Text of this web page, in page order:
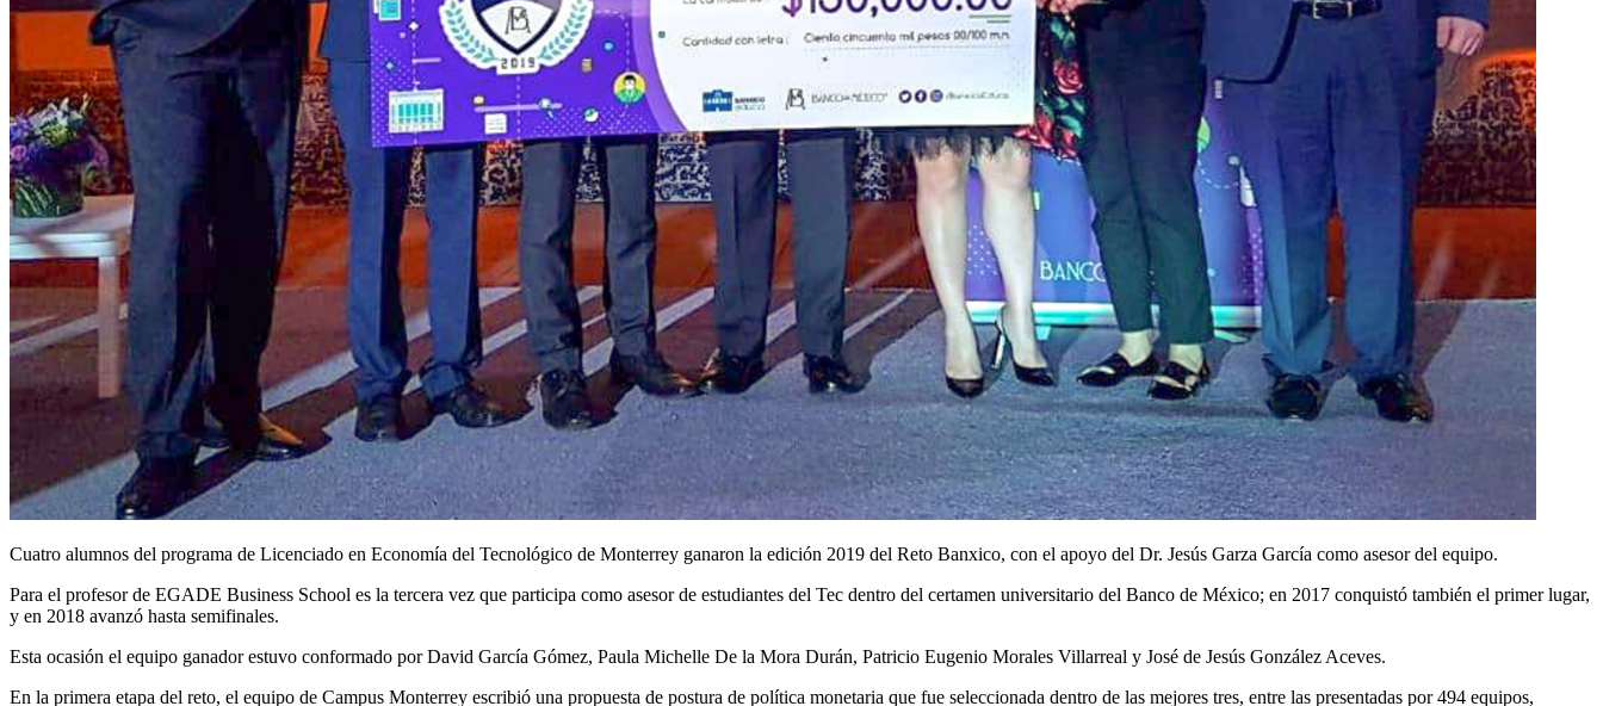
Cuatro alumnos del programa de Licenciado en Economía del Tecnológico de Monterrey ganaron la edición 2019 del Reto Banxico, con el apoyo del Dr. Jesús Garza García como asesor del equipo.
Para el profesor de EGADE Business School es la tercera vez que participa como asesor de estudiantes del Tec dentro del certamen universitario del Banco de México; en 2017 conquistó también el primer lugar,
y en 2018 avanzó hasta semifinales.
Esta ocasión el equipo ganador estuvo conformado por David García Gómez, Paula Michelle De la Mora Durán, Patricio Eugenio Morales Villarreal y José de Jesús González Aceves.
En la primera etapa del reto, el equipo de Campus Monterrey escribió una propuesta de postura de política monetaria que fue seleccionada dentro de las mejores tres, entre las presentadas por 494 equipos,